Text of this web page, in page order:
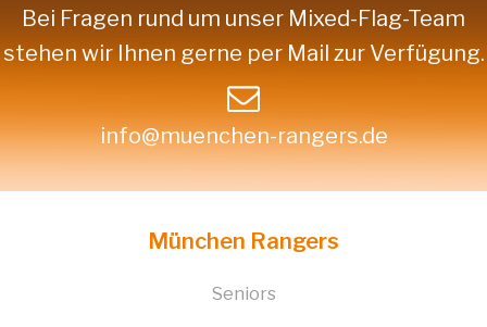
Bei Fragen rund um unser Mixed-Flag-Team
stehen wir Ihnen gerne per Mail zur Verfügung.
info@muenchen-rangers.de
München Rangers
Seniors